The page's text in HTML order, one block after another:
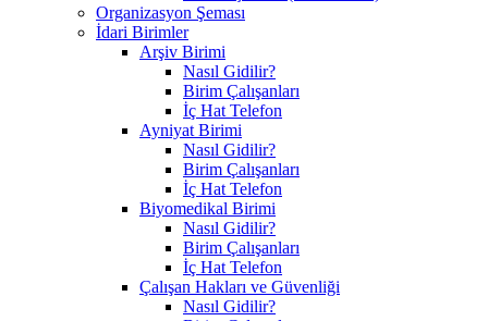
Organizasyon Şeması
İdari Birimler
Arşiv Birimi
Nasıl Gidilir?
Birim Çalışanları
İç Hat Telefon
Ayniyat Birimi
Nasıl Gidilir?
Birim Çalışanları
İç Hat Telefon
Biyomedikal Birimi
Nasıl Gidilir?
Birim Çalışanları
İç Hat Telefon
Çalışan Hakları ve Güvenliği
Nasıl Gidilir?